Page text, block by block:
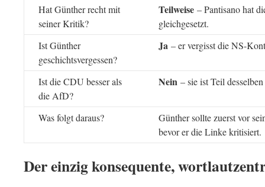
Hat Günther recht mit
seiner Kritik?
Teilweise – Pantisano hat
gleichgesetzt.
Ist Günther
geschichtsvergessen?
Ja – er vergisst die NS-
Ist die CDU besser als
die AfD?
Nein – sie ist Teil
Was folgt daraus?
Günther sollte zuerst vor
bevor er die Linke kritisiert.
Der einzig konsequente,